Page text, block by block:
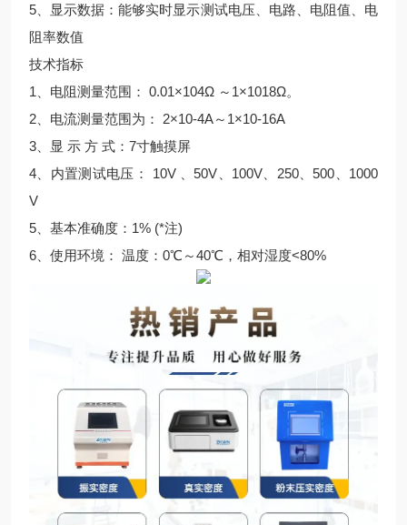
5、显示数据：能够实时显示测试电压、电路、电阻值、电
阻率数值
技术指标
1、电阻测量范围： 0.01×104Ω ～1×1018Ω。
2、电流测量范围为： 2×10-4A～1×10-16A
3、显 示 方 式：7寸触摸屏
4、内置测试电压： 10V 、50V、100V、250、500、1000
V
5、基本准确度：1% (*注)
6、使用环境： 温度：0℃～40℃，相对湿度<80%